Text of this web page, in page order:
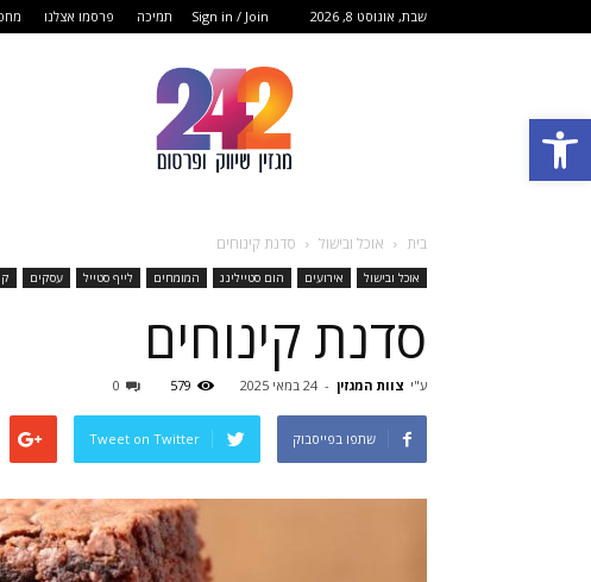
פתח סרגל נגישות
שבת, אוגוסט 8, 2026 Sign in / Join תמיכה פרסמו אצלנו
בית אוכל ובישול סדנת קינוחים
אוכל ובישול אירועים הום סטיילינג המומחים לייף סטייל עסקים
סדנת קינוחים
ע"י צוות המגזין - 24 במאי 2025 579
0
שתפו בפייסבוק Tweet on Twitter